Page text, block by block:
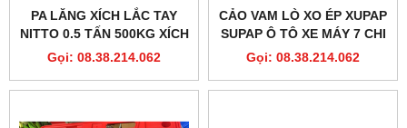
PA LĂNG XÍCH LẮC TAY
NITTO 0.5 TẤN 500KG XÍCH
DÀI 1.5 MÉT VR-05 SIÊU
TAY
Gọi: 08.38.214.062
CẢO VAM LÒ XO ÉP XUPAP
SUPAP Ô TÔ XE MÁY 7 CHI
TIẾT
Gọi: 08.38.214.062